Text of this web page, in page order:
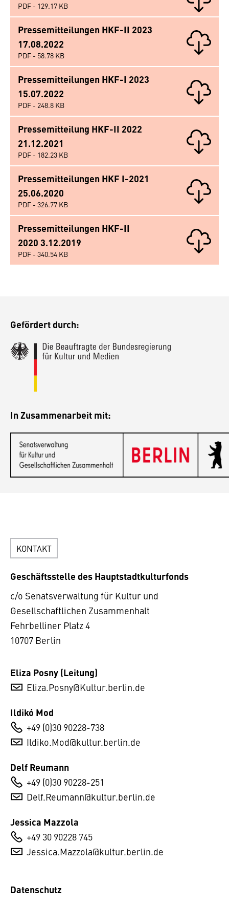
PDF - 129.17 KB
Pressemitteilungen HKF-II 2023
17.08.2022
PDF - 58.78 KB
Pressemitteilungen HKF-I 2023
15.07.2022
PDF - 248.8 KB
Pressemitteilung HKF-II 2022
21.12.2021
PDF - 182.23 KB
Pressemitteilungen HKF I-2021
25.06.2020
PDF - 326.77 KB
Pressemitteilungen HKF-II
2020 3.12.2019
PDF - 340.54 KB
Gefördert durch:
In Zusammenarbeit mit:
KONTAKT
Geschäftsstelle des Hauptstadtkulturfonds
c/o Senatsverwaltung für Kultur und
Gesellschaftlichen Zusammenhalt
Fehrbelliner Platz 4
10707 Berlin
Eliza Posny (Leitung)
Eliza.Posny@Kultur.berlin.de
Ildikó Mod
+49 (0)30 90228-738
Ildiko.Mod@kultur.berlin.de
Delf Reumann
+49 (0)30 90228-251
Delf.Reumann@kultur.berlin.de
Jessica Mazzola
+49 30 90228 745
Jessica.Mazzola@kultur.berlin.de
Datenschutz